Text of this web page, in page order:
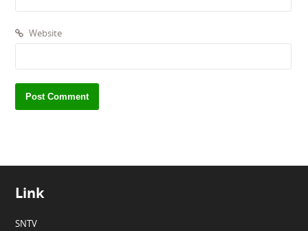
Website
Link
SNTV